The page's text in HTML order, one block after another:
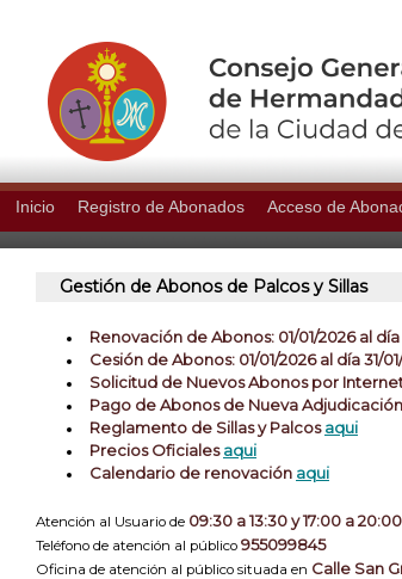
Inicio Registro de Abonados Acceso de
Gestión de Abonos de Palcos y Sillas
Renovación de Abonos: 01/01/2026 al dí­a
Cesión de Abonos: 01/01/2026 al día 31/
Solicitud de Nuevos Abonos por Internet:
Pago de Abonos de Nueva
Reglamento de Sillas y Palcosaqui
Precios Oficialesaqui
Calendario de renovación aqui
Atención al Usuario de 09:30 a 13:30 y 17:00 a
Teléfono de atención al público 955099845
Oficina de atención al público situada en Calle San